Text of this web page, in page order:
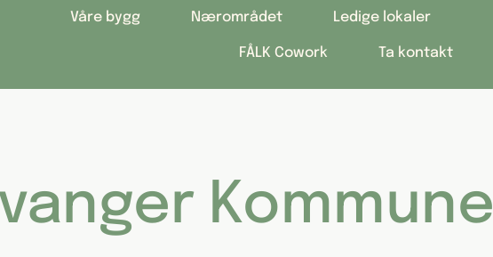
Våre bygg Nærområdet Ledige lokaler
FÅLK Cowork Ta kontakt
Kommune